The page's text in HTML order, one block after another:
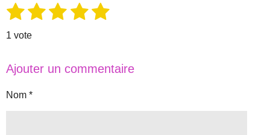
É
a
1
é
o
i
2
é
o
i
3
o
4
o
5
o
E
r
1 vote
Ajouter un commentaire
Nom *